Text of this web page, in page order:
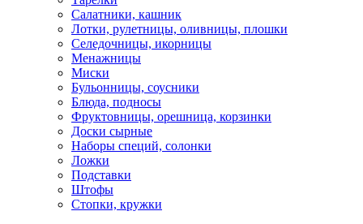
Салатники, кашник
Лотки, рулетницы, оливницы, плошки
Селедочницы, икорницы
Менажницы
Миски
Бульонницы, соусники
Блюда, подносы
Фруктовницы, орешница, корзинки
Доски сырные
Наборы специй, солонки
Ложки
Подставки
Штофы
Стопки, кружки